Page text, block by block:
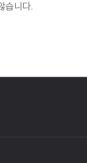
습니다.